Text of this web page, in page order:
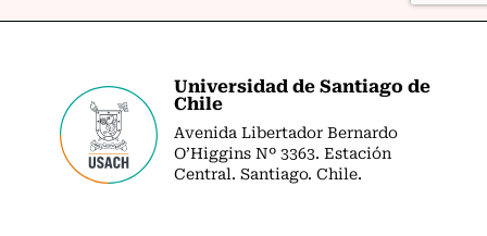
Universidad de Santiago de
Chile
Avenida Libertador Bernardo
O’Higgins Nº 3363. Estación
Central. Santiago. Chile.